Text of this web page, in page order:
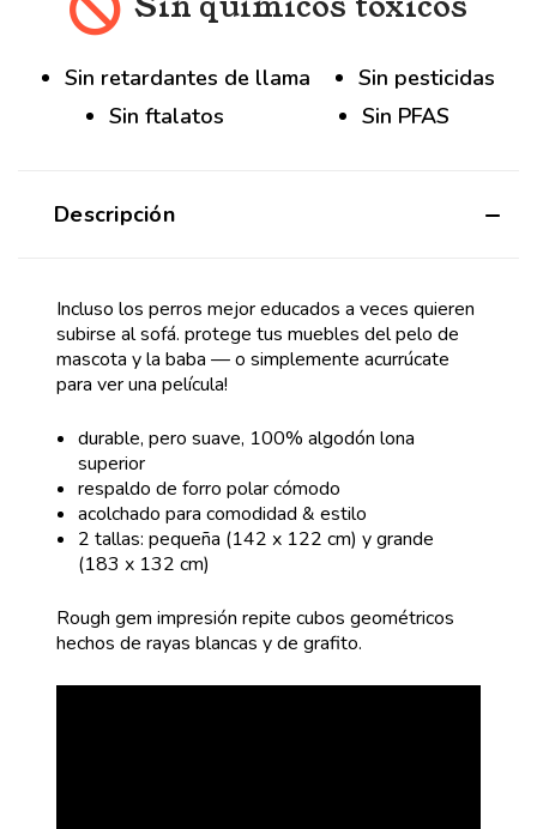
Sin retardantes de llama
Sin pesticidas
Sin ftalatos
Sin PFAS
Descripción
Incluso los perros mejor educados a veces quieren
subirse al sofá. protege tus muebles del pelo de
mascota y la baba — o simplemente acurrúcate
para ver una película!
durable, pero suave, 100% algodón lona
superior
respaldo de forro polar cómodo
acolchado para comodidad & estilo
2 tallas: pequeña (142 x 122 cm) y grande
(183 x 132 cm)
Rough gem impresión repite cubos geométricos
hechos de rayas blancas y de grafito.